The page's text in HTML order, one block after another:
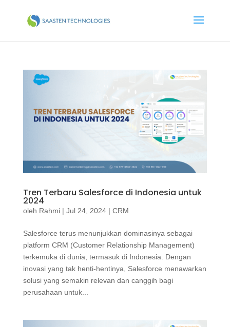
Tren Terbaru Salesforce di Indonesia untuk
2024
oleh Rahmi| Jul 24, 2024| CRM
Salesforce terus menunjukkan dominasinya sebagai
platform CRM (Customer Relationship Management)
terkemuka di dunia, termasuk di Indonesia. Dengan
inovasi yang tak henti-hentinya, Salesforce menawarkan
solusi yang semakin relevan dan canggih bagi
perusahaan untuk...